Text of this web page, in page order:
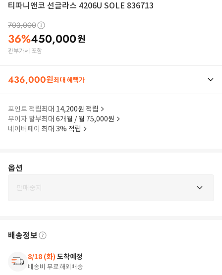
티파니앤코 선글라스 4206U SOLE 836713
703,000
36%450,000원
관부가세 포함
436,000원최대 혜택가
포인트 적립최대 14,200원 적립
무이자 할부최대 6개월 / 월 75,000원
네이버페이 최대 3% 적립
옵션
판매중지
배송정보
8/18 (화) 도착예정
배송비 무료해외배송